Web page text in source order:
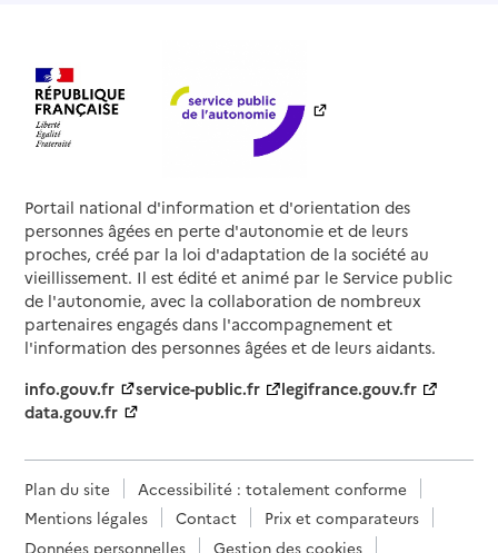
Portail national d'information et d'orientation des
personnes âgées en perte d'autonomie et de leurs
proches, créé par la loi d'adaptation de la société au
vieillissement. Il est édité et animé par le Service public
de l'autonomie, avec la collaboration de nombreux
partenaires engagés dans l'accompagnement et
l'information des personnes âgées et de leurs aidants.
info.gouv.fr
service-public.fr
legifrance.gouv.fr
data.gouv.fr
Plan du site
Accessibilité : totalement conforme
Mentions légales
Contact
Prix et comparateurs
Données personnelles
Gestion des cookies